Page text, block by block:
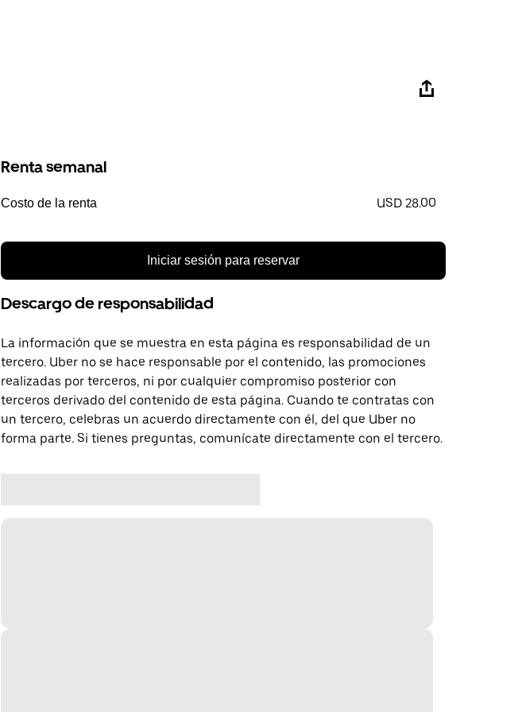
Renta semanal
Costo de la renta USD 28.00
Iniciar sesión para reservar
Descargo de responsabilidad
La información que se muestra en esta página es responsabilidad de un
tercero. Uber no se hace responsable por el contenido, las promociones
realizadas por terceros, ni por cualquier compromiso posterior con
terceros derivado del contenido de esta página. Cuando te contratas con
un tercero, celebras un acuerdo directamente con él, del que Uber no
forma parte. Si tienes preguntas, comunícate directamente con el tercero.